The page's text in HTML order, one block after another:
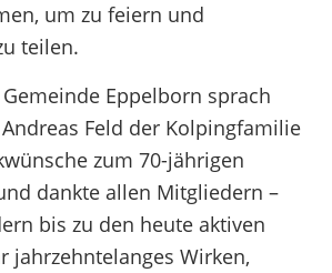
um zu feiern und
teilen.
Eppelborn sprach
Feld der Kolpingfamilie
zum 70-jährigen
dankte allen Mitgliedern –
bis zu den heute aktiven
jahrzehntelanges Wirken,